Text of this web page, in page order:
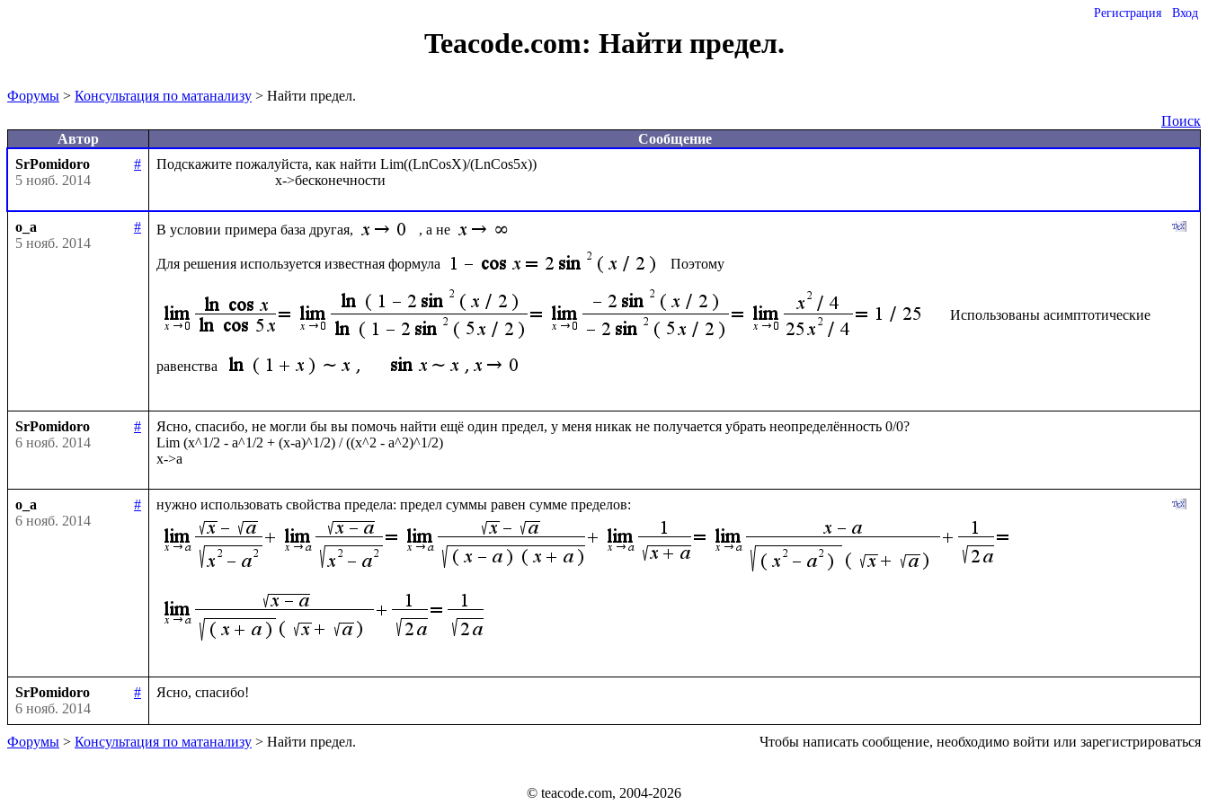
Регистрация Вход
Teacode.com: Найти предел.
Форумы > Консультация по матанализу > Найти предел.
Поиск
Автор
Сообщение
SrPomidoro
#
5 нояб. 2014
Подскажите пожалуйста, как найти Lim((LnCosX)/(LnCos5x))
o_a
#
5 нояб. 2014
В условии примера база другая, , а не
Для решения используется известная формула Поэтому
Использованы асимптотические
равенства
SrPomidoro
#
6 нояб. 2014
Ясно, спасибо, не могли бы вы помочь найти ещё один предел, у меня никак не получается убрать неопределённость 0/0?
Lim (x^1/2 - a^1/2 + (x-a)^1/2) / ((x^2 - a^2)^1/2)
o_a
#
6 нояб. 2014
нужно использовать свойства предела: предел суммы равен сумме пределов:
SrPomidoro
#
6 нояб. 2014
Форумы > Консультация по матанализу > Найти предел. Чтобы написать сообщение, необходимо войти или зарегистрироваться
© teacode.com, 2004-2026